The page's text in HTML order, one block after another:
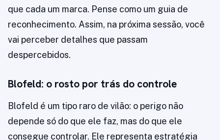
que cada um marca. Pense como um guia de
reconhecimento. Assim, na próxima sessão, você
vai perceber detalhes que passam
despercebidos.
Blofeld: o rosto por trás do controle
Blofeld é um tipo raro de vilão: o perigo não
depende só do que ele faz, mas do que ele
consegue controlar. Ele representa estratégia